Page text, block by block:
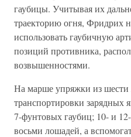
гаубицы. Учитывая их
траекторию огня, Фридрих
использовать гаубичную
позиций противника,
возвышенностями.
На марше упряжки из шести
транспортировки
7-фунтовых гаубиц; 10- и
восьми лошадей, а